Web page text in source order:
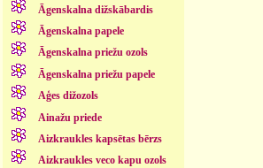
Āgenskalna dižskābardis
Āgenskalna papele
Āgenskalna priežu ozols
Āgenskalna priežu papele
Aģes dižozols
Ainažu priede
Aizkraukles kapsētas bērzs
Aizkraukles veco kapu ozols